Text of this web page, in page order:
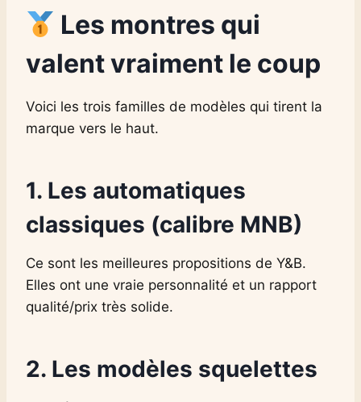
Les montres qui
valent vraiment le coup
Voici les trois familles de modèles qui tirent la
marque vers le haut.
1. Les automatiques
classiques (calibre MNB)
Ce sont les meilleures propositions de Y&B.
Elles ont une vraie personnalité et un rapport
qualité/prix très solide.
2. Les modèles squelettes